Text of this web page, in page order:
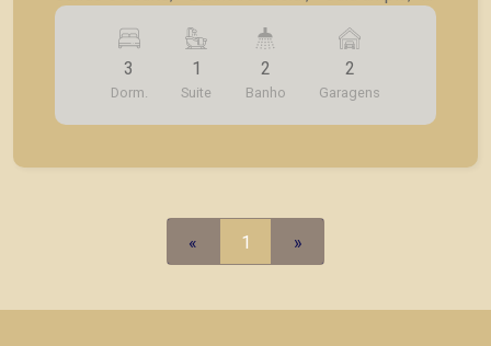
Cozinha com armário; - Lavanderia; - Quintal; -
Corredor lateral; - 02 vagas de garagem. Seja para
vender, alugar ou adquirir seu imóvel entre em
contato com a Piramid Imóveis, a sua imobiliária
em Ribeirão Preto.
3
Dorm.
1
Suite
2
Banho
2
Garagens
« 1 »